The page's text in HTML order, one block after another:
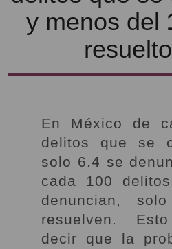
y menos del
En México de
delitos que se
solo 6.4 se
cada 100
denuncian,
resuelven.
decir que la